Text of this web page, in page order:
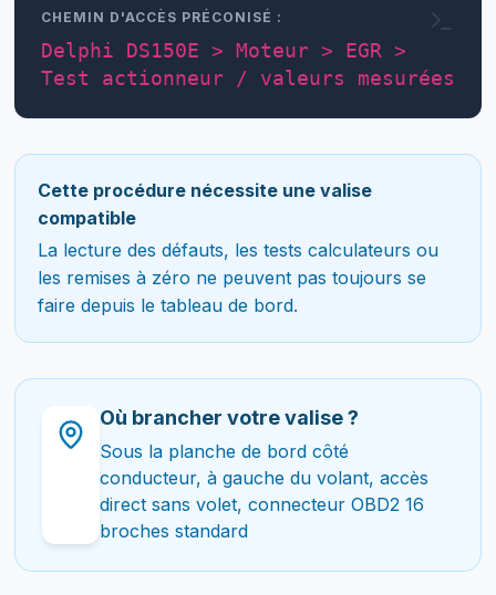
CHEMIN D'ACCÈS PRÉCONISÉ :
Delphi DS150E > Moteur > EGR >
Test actionneur / valeurs mesurées
Cette procédure nécessite une valise
compatible
La lecture des défauts, les tests calculateurs ou
les remises à zéro ne peuvent pas toujours se
faire depuis le tableau de bord.
Où brancher votre valise ?
Sous la planche de bord côté
conducteur, à gauche du volant, accès
direct sans volet, connecteur OBD2 16
broches standard